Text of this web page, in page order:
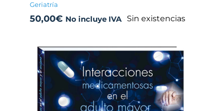
Geriatría
50,00€ No incluye IVA Sin existencias